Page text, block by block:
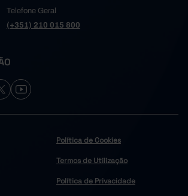
Telefone Geral
(+351) 210 015 800
Política de Cookies
Termos de Utilização
Política de Privacidade